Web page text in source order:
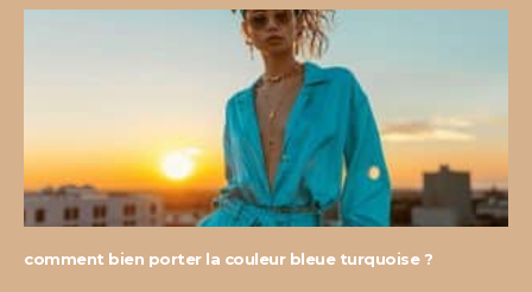
comment bien porter la couleur bleue turquoise ?